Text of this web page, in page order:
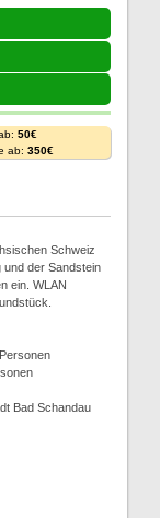
50€
ab: 350€
Schweiz
und der Sandstein
ein. WLAN
Bad Schandau